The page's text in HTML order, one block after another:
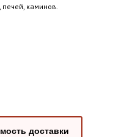
каминов.
доставки